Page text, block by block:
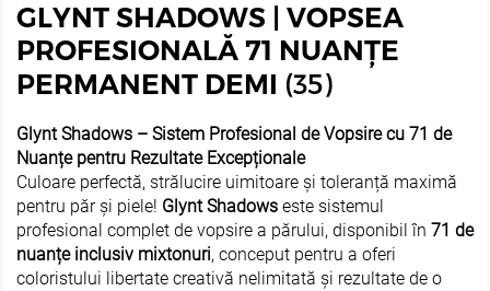
GLYNT SHADOWS | VOPSEA
PROFESIONALĂ 71 NUANȚE
PERMANENT DEMI (35)
Glynt Shadows – Sistem Profesional de Vopsire cu 71 de
Nuanțe pentru Rezultate Excepționale
Culoare perfectă, strălucire uimitoare și toleranță maximă
pentru păr și piele! Glynt Shadows este sistemul
profesional complet de vopsire a părului, disponibil în 71 de
nuanțe inclusiv mixtonuri, conceput pentru a oferi
coloristului libertate creativă nelimitată și rezultate de o